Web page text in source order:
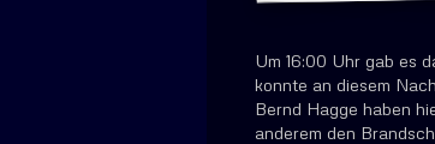
Um 16:00 Uhr gab es
konnte an diesem
Bernd Hagge haben
anderem den